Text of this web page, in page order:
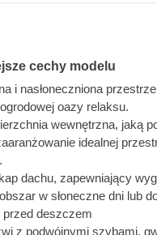
cechy modelu
i nasłoneczniona
oazy relaksu.
wewnętrzna, jaką
idealnej
dachu, zapewniający
w słoneczne dni lub
przed deszczem
z podwójnymi szybami,